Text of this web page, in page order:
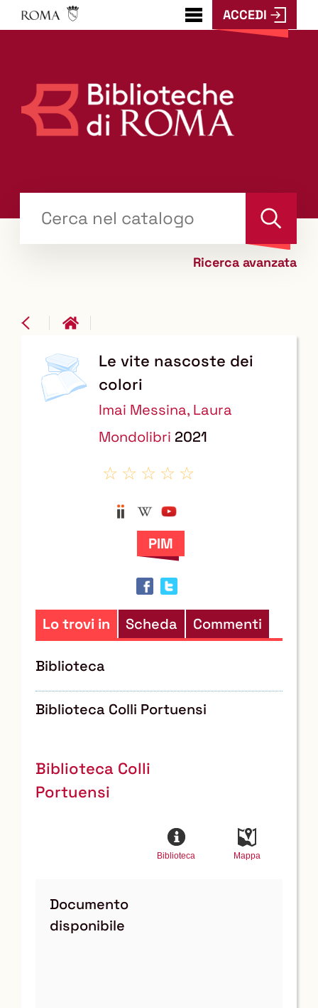
???
menu.button???
ACCEDI
il tuo libro "Catalogo"
Cerca
Ricerca avanzata
Dettaglio
del
documento
copertina
il
documento
risorse
AnobiiWikipedia
Le vite nascoste dei
colori
Imai Messina, Laura
Mondolibri 2021
Lo trovi in Scheda Commenti
Biblioteca
Biblioteca Colli Portuensi
Biblioteca Colli
Portuensi
Mappa
Biblioteca
Documento
disponibile